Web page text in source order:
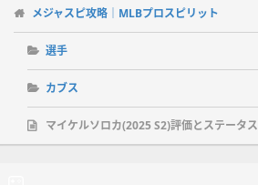
メジャスピ攻略｜MLBプロスピリット
選手
カブス
マイケルソロカ(2025 S2)評価とステータス